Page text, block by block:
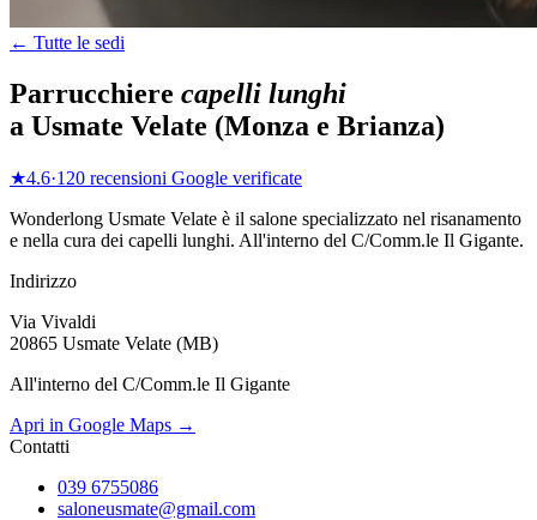
← Tutte le sedi
Parrucchiere capelli lunghi
a Usmate Velate (Monza e Brianza)
★4.6·120 recensioni Google verificate
Wonderlong Usmate Velate è il salone specializzato nel risanamento
e nella cura dei capelli lunghi. All'interno del C/Comm.le Il Gigante.
Indirizzo
Via Vivaldi
20865 Usmate Velate (MB)
All'interno del C/Comm.le Il Gigante
Apri in Google Maps →
Contatti
039 6755086
saloneusmate@gmail.com